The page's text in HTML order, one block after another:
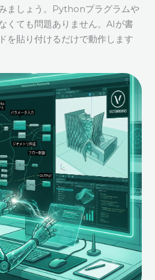
ましょう。Pythonプラグラムや
くても問題ありません。AIが書
を貼り付けるだけで動作します